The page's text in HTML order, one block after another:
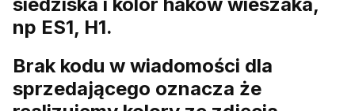
np ES1, H1.
Brak kodu w wiadomości dla
sprzedającego oznacza że